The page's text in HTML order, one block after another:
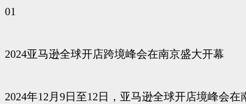
01
2024亚马逊全球开店跨境峰会在南京盛大开幕
2024年12月9日至12日，亚马逊全球开店境峰会